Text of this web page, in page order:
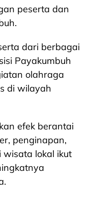
peserta dan
dari berbagai
Payakumbuh
olahraga
di wilayah
efek berantai
penginapan,
wisata lokal ikut